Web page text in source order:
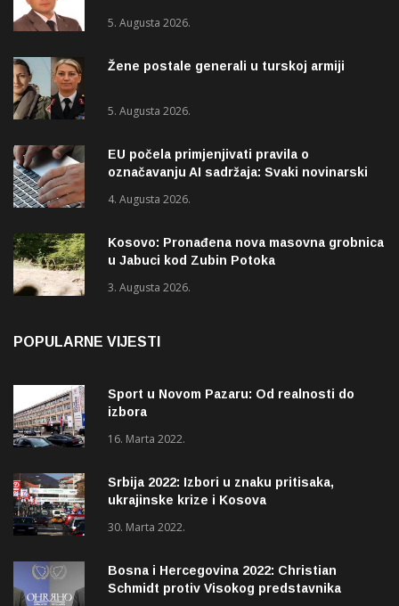
5. Augusta 2026.
Žene postale generali u turskoj armiji
5. Augusta 2026.
EU počela primjenjivati pravila o
označavanju AI sadržaja: Svaki novinarski
4. Augusta 2026.
Kosovo: Pronađena nova masovna grobnica
u Jabuci kod Zubin Potoka
3. Augusta 2026.
POPULARNE VIJESTI
Sport u Novom Pazaru: Od realnosti do
izbora
16. Marta 2022.
Srbija 2022: Izbori u znaku pritisaka,
ukrajinske krize i Kosova
30. Marta 2022.
Bosna i Hercegovina 2022: Christian
Schmidt protiv Visokog predstavnika